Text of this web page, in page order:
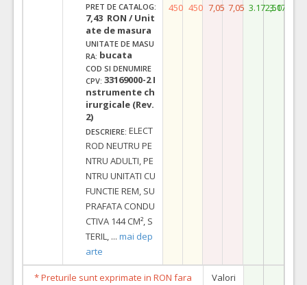
PRET DE CATALOG:
7,43 RON / Unit
ate de masura
UNITATE DE MASU
RA: bucata
COD SI DENUMIRE
CPV: 33169000-2 I
nstrumente ch
irurgicale (Rev.
2)
DESCRIERE: ELECT
ROD NEUTRU PE
NTRU ADULTI, PE
NTRU UNITATI CU
FUNCTIE REM, SU
PRAFATA CONDU
CTIVA 144 CM², S
TERIL, ... mai dep
arte
450 450 7,05 7,05 3.172,503.172,50
* Preturile sunt exprimate in RON fara
Valori